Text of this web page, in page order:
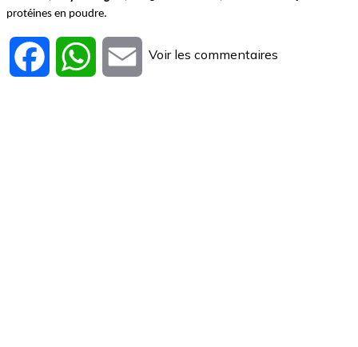
protéines en poudre.
Facebook WhatsApp
Email
Voir les commentaires